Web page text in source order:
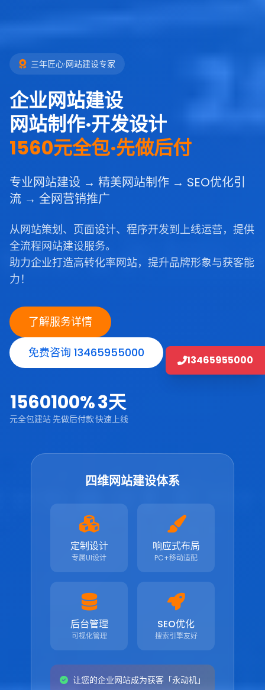
三年匠心·网站建设专家
企业网站建设
网站制作·开发设计
1560元全包·先做后付
专业网站建设 → 精美网站制作 → SEO优化引
流 → 全网营销推广
从网站策划、页面设计、程序开发到上线运营，提供
全流程网站建设服务。
助力企业打造高转化率网站，提升品牌形象与获客能
力！
了解服务详情
免费咨询 13465955000
1560
元全包建站
100%
先做后付款
3天
快速上线
四维网站建设体系
定制设计
专属UI设计
响应式布局
PC+移动适配
后台管理
可视化管理
SEO优化
搜索引擎友好
让您的企业网站成为获客「永动机」
13465955000